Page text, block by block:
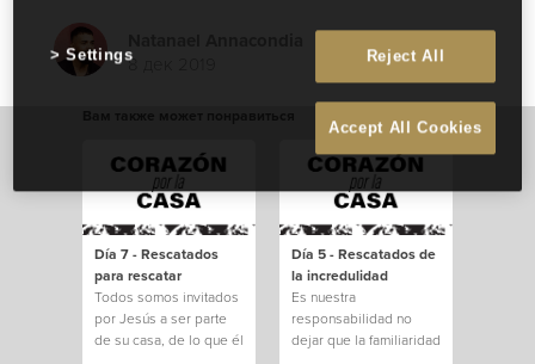
8 дек 2019
Día 7 - Rescatados
para rescatar
Todos somos invitados
por Jesús a ser parte
de su casa, de lo que él
Día 5 - Rescatados de
la incredulidad
Es nuestra
responsabilidad no
dejar que la familiaridad
Reject All
Accept All Cookies
Settings